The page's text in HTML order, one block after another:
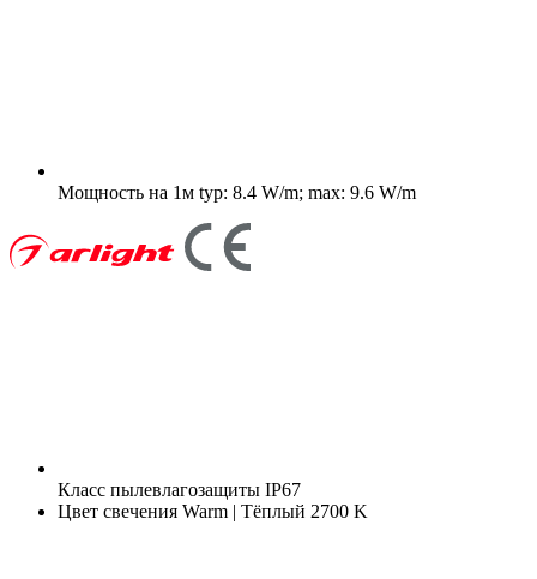
Мощность на 1м typ: 8.4 W/m; max: 9.6 W/m
Класс пылевлагозащиты IP67
Цвет свечения Warm | Тёплый 2700 K